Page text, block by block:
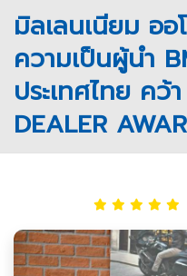
มิลเลนเนียม อ
ความเป็นผู้นำ
ประเทศไทย คว้
DEALER